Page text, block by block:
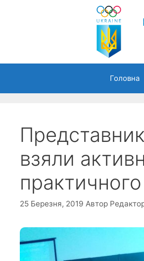
Головна
взяли
25 Березня, 2019 Автор